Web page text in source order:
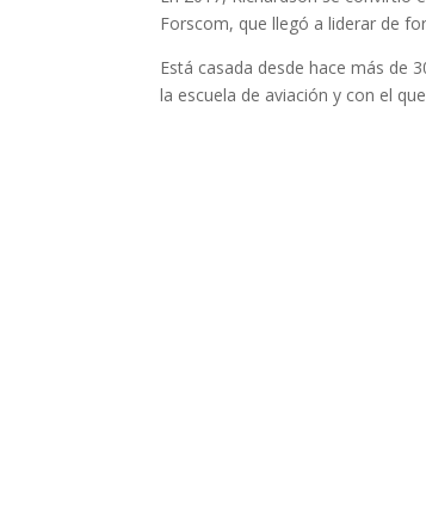
Forscom, que llegó a liderar de
Está casada desde hace más de
la escuela de aviación y con el